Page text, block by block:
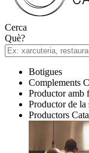
Cerca
Què?
Botigues
Complements
Productor amb
Productor de la
Productors